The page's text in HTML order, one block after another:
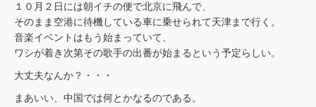
１０月２日には朝イチの便で北京に飛んで、
そのまま空港に待機している車に乗せられて天津まで行く。
音楽イベントはもう始まっていて、
ワシが着き次第その歌手の出番が始まるという予定らしい。
大丈夫なんか？・・・
まあいい、中国では何とかなるのである。